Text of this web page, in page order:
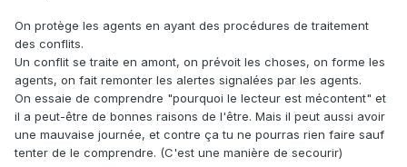
On protège les agents en ayant des procédures de traitement
des conflits.
Un conflit se traite en amont, on prévoit les choses, on forme les
agents, on fait remonter les alertes signalées par les agents.
On essaie de comprendre "pourquoi le lecteur est mécontent" et
il a peut-être de bonnes raisons de l'être. Mais il peut aussi avoir
une mauvaise journée, et contre ça tu ne pourras rien faire sauf
tenter de le comprendre. (C'est une manière de secourir)